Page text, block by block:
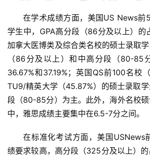
在学术成绩方面，美国US News前
学生中，GPA高分段（86分及以上）的
加拿大医博类及综合类名校的硕士录取
（86分及以上）和中高分段（80-85
36.67%和37.19%；英国QS前100名校
TU9/精英大学（45.87%）的硕士录取
段（80-85分）为主。此外，海外名校
中，雅思成绩主要集中在6.5-7分之间。
在标准化考试方面，美国USNews
绩要求较高，高分段（325分及以上）